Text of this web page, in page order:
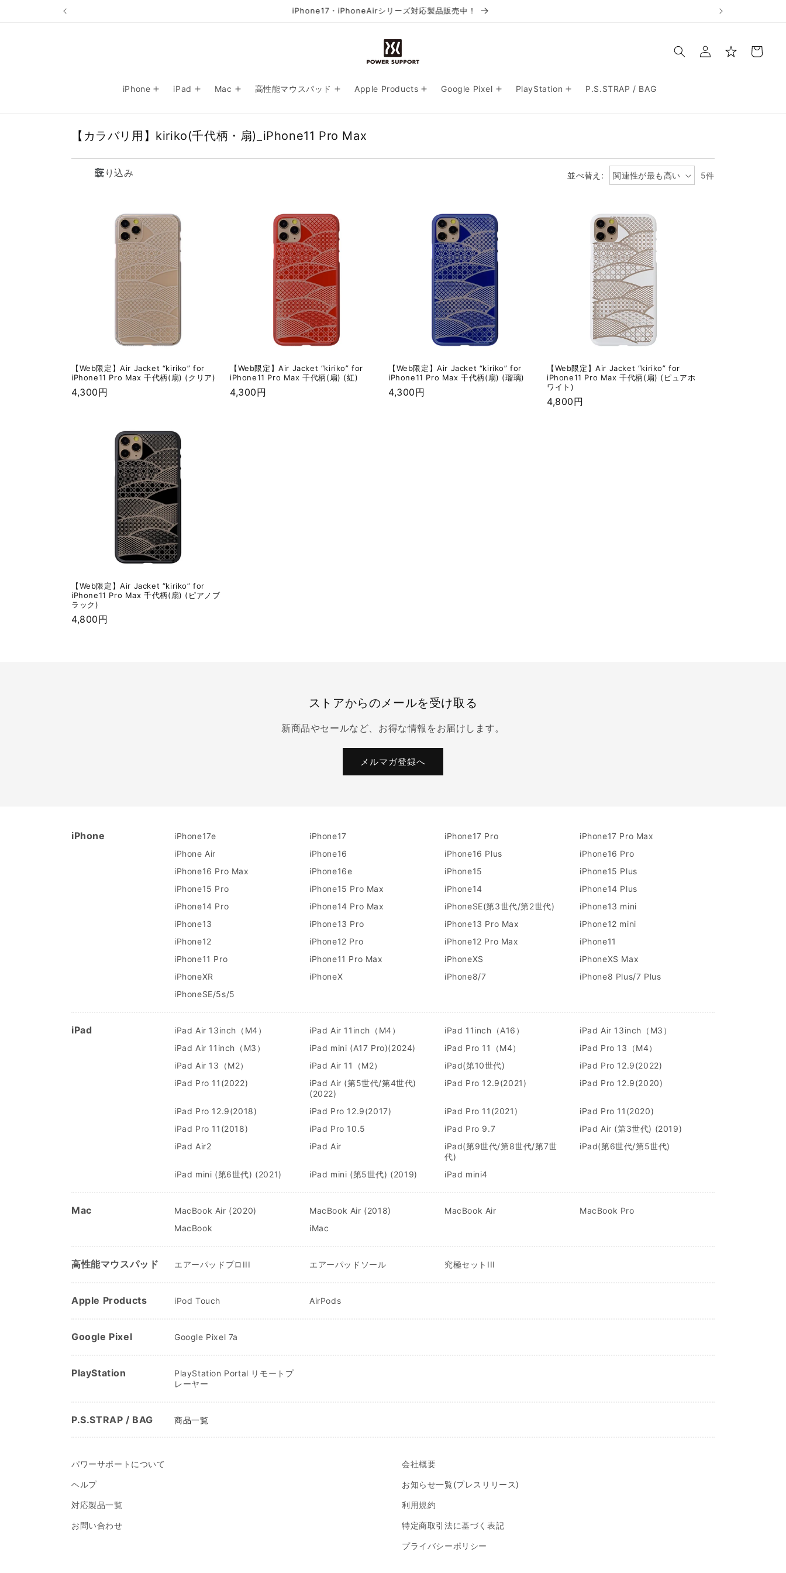
ARガラスフィルム for PlayStation Portal™ 販売中！
グ
イ
物
iPhone iPad Mac 高性能マウスパッド Apple Products Google Pixel PlayStation P.S.STRAP / BAG
コ
【カラバリ用】kiriko(千代柄・扇)_iPhone11 Pro Max
絞り込み 並べ替え: 5件
【Web限定】Air Jacket “kiriko” for
iPhone11 Pro Max 千代柄(扇) (クリア)
通
4,300円
【Web限定】Air Jacket “kiriko” for
iPhone11 Pro Max 千代柄(扇) (紅)
通
4,300円
【Web限定】Air Jacket “kiriko” for
iPhone11 Pro Max 千代柄(扇) (瑠璃)
通
4,300円
【Web限定】Air Jacket “kiriko” for
iPhone11 Pro Max 千代柄(扇) (ピュアホ
ワイト)
通
4,800円
【Web限定】Air Jacket “kiriko” for
iPhone11 Pro Max 千代柄(扇) (ピアノブ
ラック)
通
4,800円
ストアからのメールを受け取る
新商品やセールなど、お得な情報をお届けします。
メルマガ登録へ
iPhone iPhone17e iPhone17 iPhone17 Pro
iPhone17 Pro Max
iPhone Air
iPhone16 iPhone16 Plus
iPhone16 Pro
iPhone16 Pro Max
iPhone16e iPhone15
iPhone15 Plus
iPhone15 Pro
iPhone15 Pro Max iPhone14
iPhone14 Plus
iPhone14 Pro
iPhone14 Pro Max iPhoneSE(第3世代/第2世代)
iPhone13 mini
iPhone13
iPhone13 Pro iPhone13 Pro Max
iPhone12 mini
iPhone12
iPhone12 Pro iPhone12 Pro Max
iPhone11
iPhone11 Pro
iPhone11 Pro Max iPhoneXS
iPhoneXS Max
iPhoneXR
iPhoneX iPhone8/7
iPhone8 Plus/7 Plus
iPhoneSE/5s/5
iPad iPad Air 13inch（M4） iPad Air 11inch（M4） iPad 11inch（A16）
iPad Air 13inch（M3）
iPad Air 11inch（M3）
iPad mini (A17 Pro)(2024) iPad Pro 11（M4）
iPad Pro 13（M4）
iPad Air 13（M2）
iPad Air 11（M2） iPad(第10世代)
iPad Pro 12.9(2022)
iPad Pro 11(2022)
iPad Air (第5世代/第4世代)
(2022)
iPad Pro 12.9(2021) iPad Pro 12.9(2020)
iPad Pro 12.9(2018) iPad Pro 12.9(2017) iPad Pro 11(2021)
iPad Pro 11(2020)
iPad Pro 11(2018)
iPad Pro 10.5 iPad Pro 9.7
iPad Air (第3世代) (2019)
iPad Air2
iPad Air
iPad(第9世代/第8世代/第7世
代)
iPad(第6世代/第5世代)
iPad mini (第6世代) (2021) iPad mini (第5世代) (2019) iPad mini4
Mac MacBook Air (2020) MacBook Air (2018) MacBook Air
MacBook Pro
MacBook
iMac
高性能マウスパッド エアーパッドプロIII エアーパッドソール 究極セットIII
Apple Products iPod Touch AirPods
Google Pixel Google Pixel 7a
PlayStation
PlayStation Portal リモートプ
レーヤー
P.S.STRAP / BAG 商品一覧
パワーサポートについて
ヘルプ
対応製品一覧
お問い合わせ
会社概要
お知らせ一覧(プレスリリース)
利用規約
特定商取引法に基づく表記
プライバシーポリシー